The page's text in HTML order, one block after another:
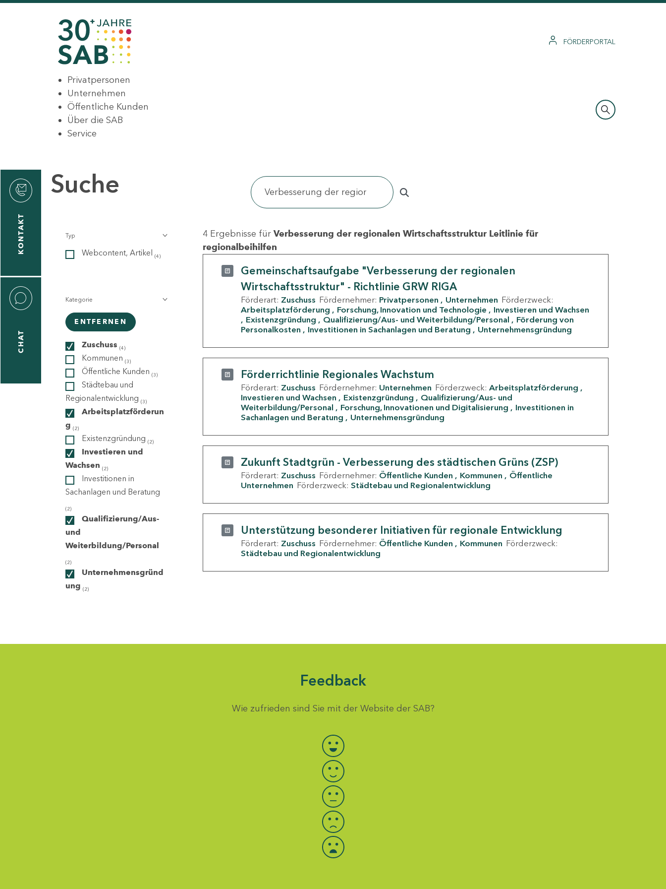
FÖRDERPORTAL
Privatpersonen
Unternehmen
Öffentliche Kunden
Über die SAB
Service
KONTAKT
CHAT
Suche
Typ
Webcontent, Artikel (4)
Kategorie
ENTFERNEN
Zuschuss (4)
Kommunen (3)
Öffentliche Kunden (3)
Städtebau und
Regionalentwicklung (3)
Arbeitsplatzförderun
g (2)
Existenzgründung (2)
Investieren und
Wachsen (2)
Investitionen in
Sachanlagen und Beratung
(2)
Qualifizierung/Aus-
und
Weiterbildung/Personal
(2)
Unternehmensgründ
ung (2)
4 Ergebnisse für Verbesserung der regionalen Wirtschaftsstruktur Leitlinie für
regionalbeihilfen
Gemeinschaftsaufgabe "Verbesserung der regionalen
Wirtschaftsstruktur" - Richtlinie GRW RIGA
Förderart: Zuschuss Fördernehmer: Privatpersonen Unternehmen Förderzweck:
Arbeitsplatzförderung
Forschung, Innovation und Technologie
Investieren und Wachsen
Existenzgründung
Qualifizierung/Aus- und Weiterbildung/Personal
Förderung von
Personalkosten
Investitionen in Sachanlagen und Beratung Unternehmensgründung
Förderrichtlinie Regionales Wachstum
Förderart: Zuschuss Fördernehmer: Unternehmen Förderzweck: Arbeitsplatzförderung
Investieren und Wachsen
Existenzgründung
Qualifizierung/Aus- und
Weiterbildung/Personal
Forschung, Innovationen und Digitalisierung
Investitionen in
Sachanlagen und Beratung
Unternehmensgründung
Zukunft Stadtgrün - Verbesserung des städtischen Grüns (ZSP)
Förderart: Zuschuss Fördernehmer: Öffentliche Kunden Kommunen
Öffentliche
Unternehmen Förderzweck: Städtebau und Regionalentwicklung
Unterstützung besonderer Initiativen für regionale Entwicklung
Förderart: Zuschuss Fördernehmer: Öffentliche Kunden Kommunen Förderzweck:
Städtebau und Regionalentwicklung
Feedback
Wie zufrieden sind Sie mit der Website der SAB?
Bewertung auswählen